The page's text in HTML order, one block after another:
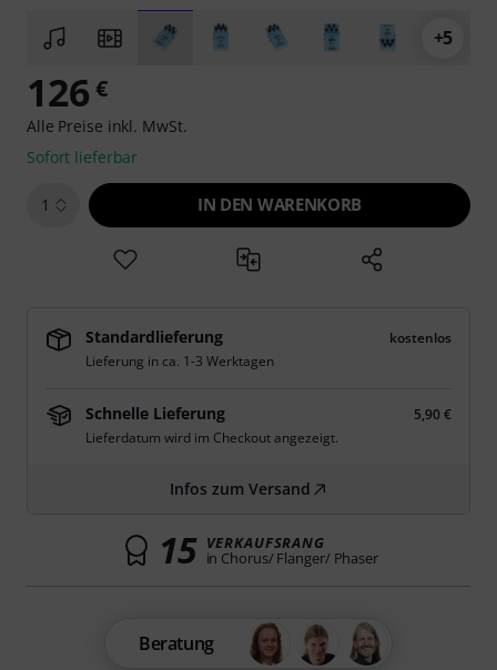
+5
126 €
Alle Preise inkl. MwSt.
Sofort lieferbar
1 IN DEN WARENKORB
Standardlieferung
kostenlos
Lieferung in ca. 1-3 Werktagen
Schnelle Lieferung
5,90 €
Lieferdatum wird im Checkout angezeigt.
Infos zum Versand
15 VERKAUFSRANG
in Chorus/ Flanger/ Phaser
Beratung